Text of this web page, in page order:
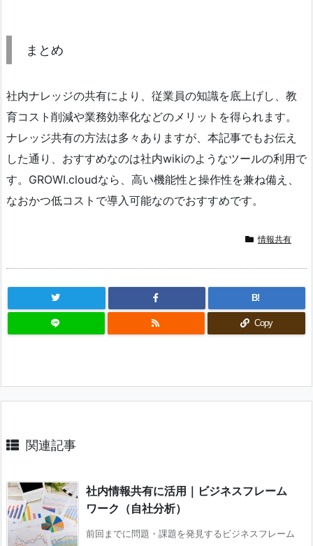
まとめ
社内ナレッジの共有により、従業員の知識を底上げし、教
育コスト削減や業務効率化などのメリットを得られます。
ナレッジ共有の方法は多々ありますが、本記事でもお伝え
した通り、おすすめなのは社内wikiのようなツールの利用で
す。GROWI.cloudなら、高い機能性と操作性を兼ね備え、
なおかつ低コストで導入可能なのでおすすめです。
情報共有
B!
Copy
関連記事
社内情報共有に活用｜ビジネスフレーム
ワーク（自社分析）
前回までに問題・課題を発見するビジネスフレーム